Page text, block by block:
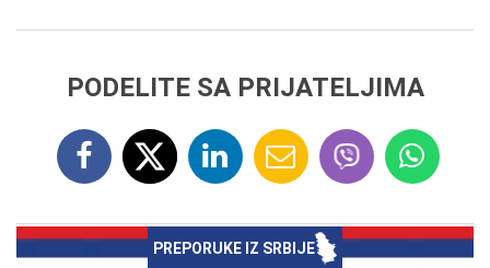
PODELITE SA PRIJATELJIMA
PREPORUKE IZ SRBIJE